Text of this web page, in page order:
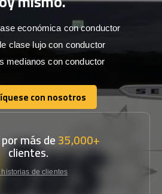
económica con conductor
clase lujo con conductor
medianos con conductor
con nosotros
con nosotros
más de35,000+
clientes.
historias de clientes